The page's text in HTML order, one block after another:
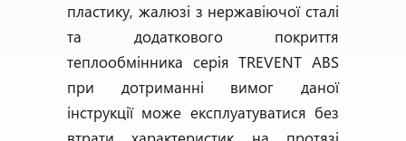
пластику, жалюзі з нержавіючої сталі
та додаткового покриття
теплообмінника серія TREVENT ABS
при дотриманні вимог даної
інструкції може експлуатуватися без